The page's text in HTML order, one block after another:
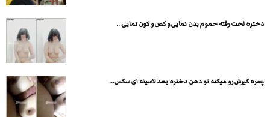
دختره لخت رفته حموم بدن نمایی و کص و کون نمایی...
پسره کیرش رو میکنه تو دهن دختره بعد لاسینه ای سکس...